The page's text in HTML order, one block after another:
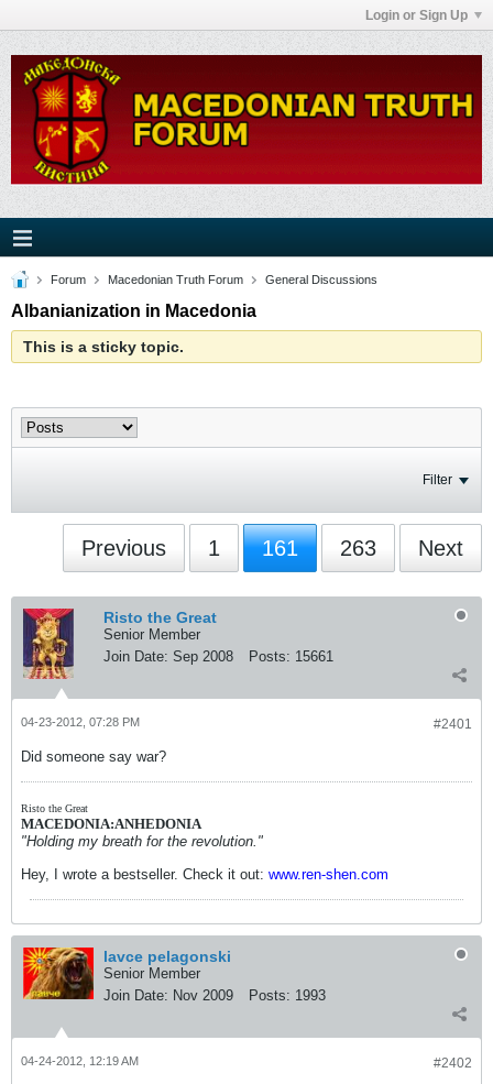
Login or Sign Up
Forum Macedonian Truth Forum General Discussions
Albanianization in Macedonia
This is a sticky topic.
Filter
Previous 1 161 263 Next
Risto the Great
Senior Member
Join Date: Sep 2008 Posts: 15661
#2401
04-23-2012, 07:28 PM
Did someone say war?
Risto the Great
MACEDONIA:ANHEDONIA
"Holding my breath for the revolution."
Hey, I wrote a bestseller. Check it out: www.ren-shen.com
lavce pelagonski
Senior Member
Join Date: Nov 2009 Posts: 1993
#2402
04-24-2012, 12:19 AM